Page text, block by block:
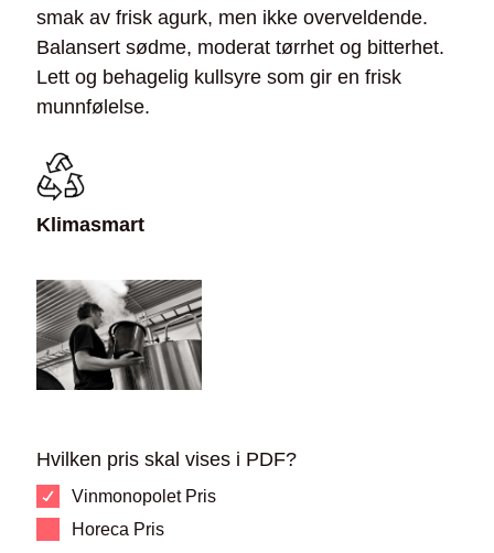
smak av frisk agurk, men ikke overveldende.
Balansert sødme, moderat tørrhet og bitterhet.
Lett og behagelig kullsyre som gir en frisk
munnfølelse.
Klimasmart
Hvilken pris skal vises i PDF?
Vinmonopolet Pris
Horeca Pris